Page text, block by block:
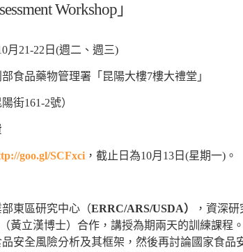
Workshop」
月21-22日(週二、週三)
食品藥物管理署「昆陽大樓7樓大禮堂」
街161-2號）
goo.gl/SCFxci ，截止日為10月13日(星期一)。
東區研究中心（ERRC/ARS/USDA）
，資深研
（黃立漢博士）合作，講授為期兩天的訓練課程
安全風險分析及其框架，然後再討論國家食品